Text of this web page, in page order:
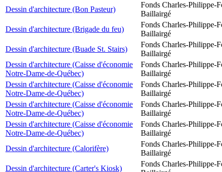
Dessin d'architecture (Bon Pasteur)
Fonds Charles-Philippe-
Baillairgé
Dessin d'architecture (Brigade du feu)
Fonds Charles-Philippe-
Baillairgé
Dessin d'architecture (Buade St. Stairs)
Fonds Charles-Philippe-
Baillairgé
Dessin d'architecture (Caisse d'économie
Notre-Dame-de-Québec)
Fonds Charles-Philippe-
Baillairgé
Dessin d'architecture (Caisse d'économie
Notre-Dame-de-Québec)
Fonds Charles-Philippe-
Baillairgé
Dessin d'architecture (Caisse d'économie
Notre-Dame-de-Québec)
Fonds Charles-Philippe-
Baillairgé
Dessin d'architecture (Caisse d'économie
Notre-Dame-de-Québec)
Fonds Charles-Philippe-
Baillairgé
Dessin d'architecture (Calorifère)
Fonds Charles-Philippe-
Baillairgé
Dessin d'architecture (Carter's Kiosk)
Fonds Charles-Philippe-